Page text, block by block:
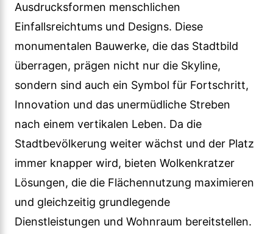
Ausdrucksformen menschlichen
Einfallsreichtums und Designs. Diese
monumentalen Bauwerke, die das Stadtbild
überragen, prägen nicht nur die Skyline,
sondern sind auch ein Symbol für Fortschritt,
Innovation und das unermüdliche Streben
nach einem vertikalen Leben. Da die
Stadtbevölkerung weiter wächst und der Platz
immer knapper wird, bieten Wolkenkratzer
Lösungen, die die Flächennutzung maximieren
und gleichzeitig grundlegende
Dienstleistungen und Wohnraum bereitstellen.